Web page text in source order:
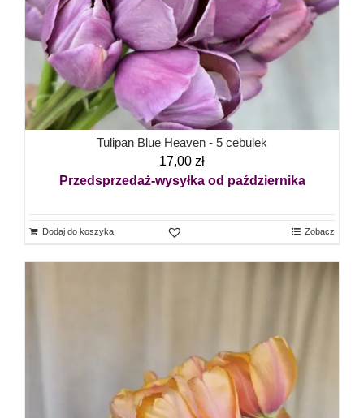
Tulipan Blue Heaven - 5 cebulek
17,00 zł
Przedsprzedaż-wysyłka od października
Dodaj do koszyka Zobacz